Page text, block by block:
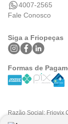
4007-2565
Fale Conosco
Siga a Friopeças
Formas de
Razão Social: Friovix
09.316.105/0001-29